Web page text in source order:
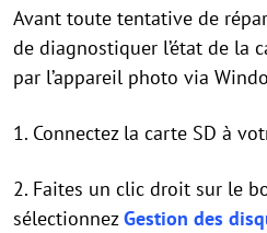
Avant toute tentative de
de diagnostiquer l’état de la
par l’appareil photo via
1. Connectez la carte SD à
2. Faites un clic droit sur le
sélectionnezGestion des